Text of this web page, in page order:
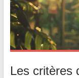
Les critères